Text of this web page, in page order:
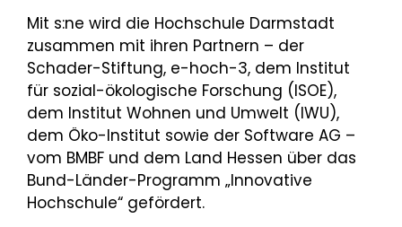
Mit s:ne wird die Hochschule Darmstadt
zusammen mit ihren Partnern – der
Schader-Stiftung, e-hoch-3, dem Institut
für sozial-ökologische Forschung (ISOE),
dem Institut Wohnen und Umwelt (IWU),
dem Öko-Institut sowie der Software AG –
vom BMBF und dem Land Hessen über das
Bund-Länder-Programm „Innovative
Hochschule“ gefördert.